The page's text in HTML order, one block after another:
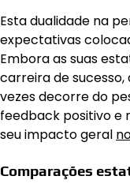
Esta dualidade na
expectativas
Embora as suas
carreira de
vezes decorre do
feedback positivo e
seu impacto geral
Comparações